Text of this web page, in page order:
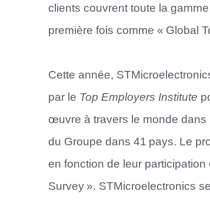
clients couvrent toute la
première fois comme « Global
Cette année,
par le Top Employers Institute
œuvre à travers le monde dans
du Groupe dans 41 pays. Le
en fonction de leur participation
Survey ». STMicroelectronics